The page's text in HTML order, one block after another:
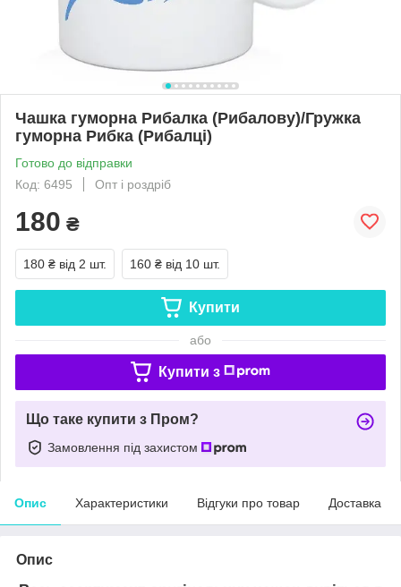
Чашка гуморна Рибалка (Рибалову)/Гружка
гуморна Рибка (Рибалці)
Готово до відправки
Код: 6495
Опт і роздріб
180 ₴
180 ₴ від 2 шт. 160 ₴ від 10 шт.
Купити
або
Купити з
Що таке купити з Пром?
Замовлення під захистом
Опис Характеристики Відгуки про товар Доставка
Опис